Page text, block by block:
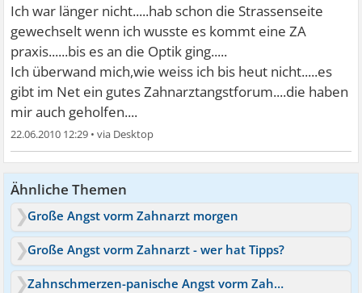
Ich war länger nicht.....hab schon die Strassenseite
gewechselt wenn ich wusste es kommt eine ZA
praxis......bis es an die Optik ging.....
Ich überwand mich,wie weiss ich bis heut nicht.....es
gibt im Net ein gutes Zahnarztangstforum....die haben
mir auch geholfen....
22.06.2010 12:29 •
Ähnliche Themen
Große Angst vorm Zahnarzt morgen
Große Angst vorm Zahnarzt - wer hat Tipps?
Zahnschmerzen-panische Angst vorm Zahnarzt